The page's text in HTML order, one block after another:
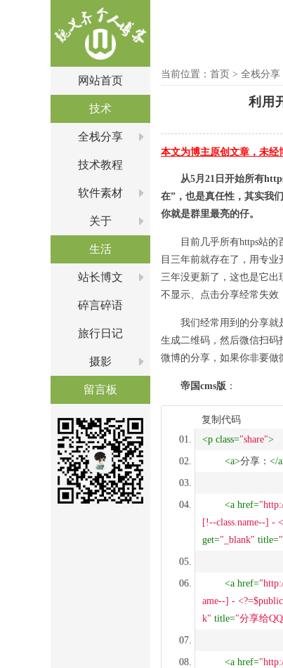
网站首页
全栈分享
技术教程
软件素材
关于
站长博文
碎言碎语
旅行日记
摄影
留言板
技术
生活
当前位置： 首页 > 全栈分享
利用
本文为博主原创文章，未经
从5月21日开始所有
在”，也是真任性，其实我
你就是群里最亮的仔。
目前几乎所有https站的
目三年前就存在了，用专
三年没更新了，这也是它出
不显示、点击分享经常失效
我们经常用到的分享就
生成二维码，然后微信扫码
微博的分享，如果你非要做
帝国cms版 ：
复制代码
<p class="share">
<a>分享： </a
<a href=
[!--class.name--] -
get="_blank" title=
<a href=
ame--] -
k" title="分享给
<a href=